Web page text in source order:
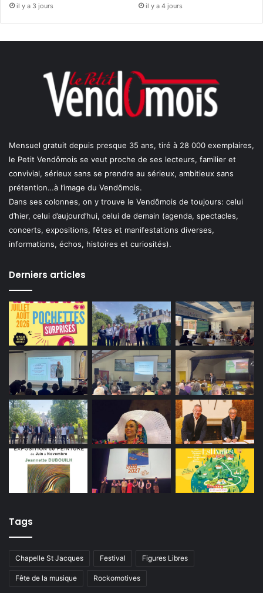
il y a 3 jours il y a 4 jours
Mensuel gratuit depuis presque 35 ans, tiré à 28 000 exemplaires,
le Petit Vendômois se veut proche de ses lecteurs, familier et
convivial, sérieux sans se prendre au sérieux, ambitieux sans
prétention…à l’image du Vendômois.
Dans ses colonnes, on y trouve le Vendômois de toujours: celui
d’hier, celui d’aujourd’hui, celui de demain (agenda, spectacles,
concerts, expositions, fêtes et manifestations diverses,
informations, échos, histoires et curiosités).
Derniers articles
Tags
Chapelle St Jacques Festival Figures Libres
Fête de la musique Rockomotives